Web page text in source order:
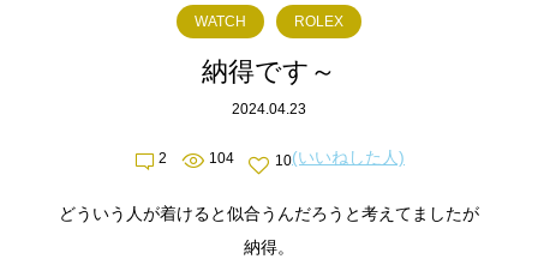
WATCH ROLEX
納得です～
2024.04.23
2 104 10(いいねした人)
どういう人が着けると似合うんだろうと考えてましたが
納得。